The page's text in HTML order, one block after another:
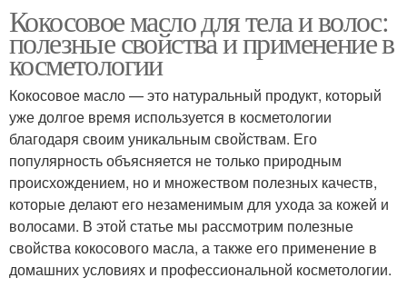
Кокосовое масло для тела и волос:
полезные свойства и применение в
косметологии
Кокосовое масло — это натуральный продукт, который
уже долгое время используется в косметологии
благодаря своим уникальным свойствам. Его
популярность объясняется не только природным
происхождением, но и множеством полезных качеств,
которые делают его незаменимым для ухода за кожей и
волосами. В этой статье мы рассмотрим полезные
свойства кокосового масла, а также его применение в
домашних условиях и профессиональной косметологии.